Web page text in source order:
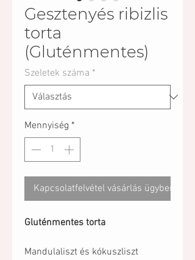
Gesztenyés ribizlis
torta
(Gluténmentes)
Szeletek száma *
Mennyiség *
Kapcsolatfelvétel vásárlás ügyben
Gluténmentes torta
Mandulaliszt és kókuszliszt